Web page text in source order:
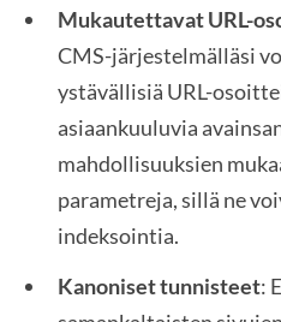
Mukautettavat URL-
CMS-järjestelmälläsi
ystävällisiä URL-
asiaankuuluvia
mahdollisuuksien
parametreja, sillä ne
indeksointia.
Kanoniset tunnisteet: